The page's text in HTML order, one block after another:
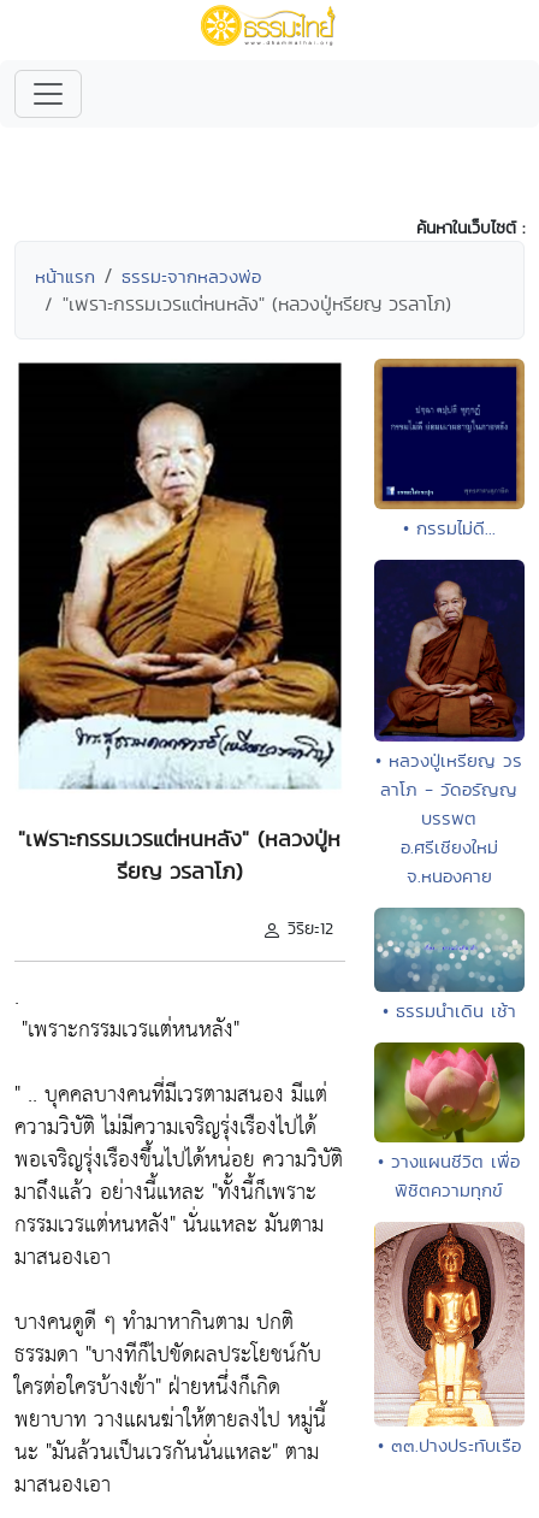
ค้นหาในเว็บไซต์ :
หน้าแรก ธรรมะจากหลวงพ่อ
"เพราะกรรมเวรแต่หนหลัง" (หลวงปู่หรียญ วรลาโภ)
"เพราะกรรมเวรแต่หนหลัง" (หลวงปู่ห
รียญ วรลาโภ)
วิริยะ12
.
"เพราะกรรมเวรแต่หนหลัง"
" .. บุคคลบางคนที่มีเวรตามสนอง มีแต่
ความวิบัติ ไม่มีความเจริญรุ่งเรืองไปได้
พอเจริญรุ่งเรืองขึ้นไปได้หน่อย ความวิบัติ
มาถึงแล้ว อย่างนี้แหละ "ทั้งนี้ก็เพราะ
กรรมเวรแต่หนหลัง"นั่นแหละ มันตาม
มาสนองเอา
บางคนดูดี ๆ ทำมาหากินตาม ปกติ
ธรรมดา "บางทีก็ไปขัดผลประโยชน์กับ
ใครต่อใครบ้างเข้า" ฝ่ายหนึ่งก็เกิด
พยาบาท วางแผนฆ่าให้ตายลงไป หมู่นี้
นะ "มันล้วนเป็นเวรกันนั่นแหละ"ตาม
มาสนองเอา
• กรรมไม่ดี...
• หลวงปู่เหรียญ วร
ลาโภ - วัดอรัญญ
บรรพต
อ.ศรีเชียงใหม่
จ.หนองคาย
• ธรรมนำเดิน เช้า
• วางแผนชีวิต เพื่อ
พิชิตความทุกข์
• ๓๓.ปางประทับเรือ